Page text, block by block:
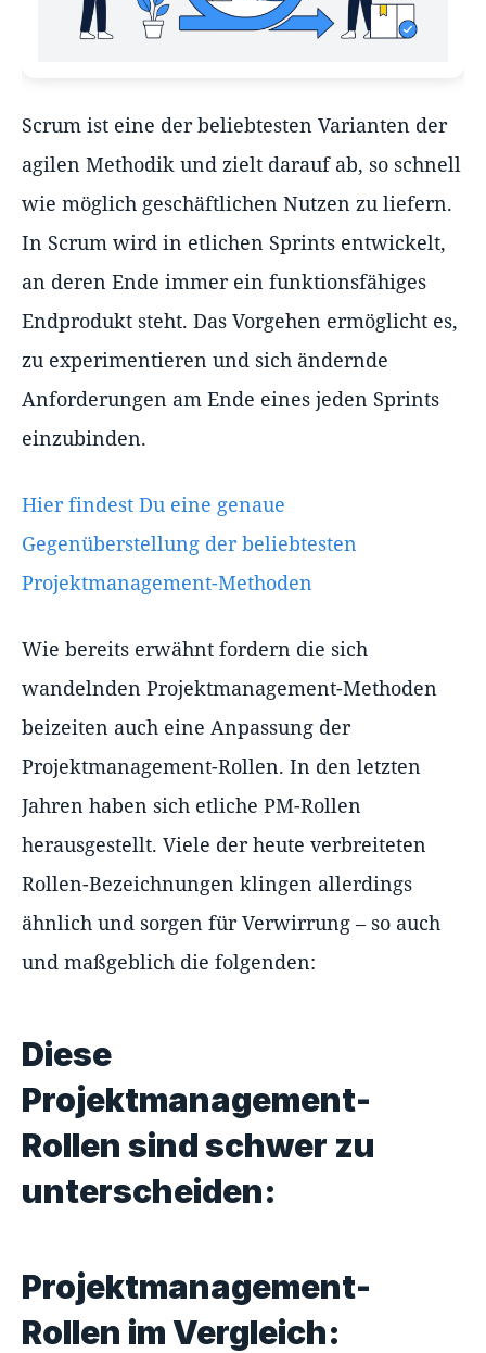
Scrum ist eine der beliebtesten Varianten der
agilen Methodik und zielt darauf ab, so schnell
wie möglich geschäftlichen Nutzen zu liefern.
In Scrum wird in etlichen Sprints entwickelt,
an deren Ende immer ein funktionsfähiges
Endprodukt steht. Das Vorgehen ermöglicht es,
zu experimentieren und sich ändernde
Anforderungen am Ende eines jeden Sprints
einzubinden.
Hier findest Du eine genaue
Gegenüberstellung der beliebtesten
Projektmanagement-Methoden
Wie bereits erwähnt fordern die sich
wandelnden Projektmanagement-Methoden
beizeiten auch eine Anpassung der
Projektmanagement-Rollen. In den letzten
Jahren haben sich etliche PM-Rollen
herausgestellt. Viele der heute verbreiteten
Rollen-Bezeichnungen klingen allerdings
ähnlich und sorgen für Verwirrung – so auch
und maßgeblich die folgenden:
Diese
Projektmanagement-
Rollen sind schwer zu
unterscheiden:
Projektmanagement-
Rollen im Vergleich: